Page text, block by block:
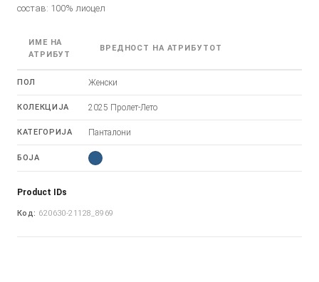
состав: 100% лиоцел
ИМЕ НА
АТРИБУТ
ВРЕДНОСТ НА АТРИБУТОТ
ПОЛ Женски
КОЛЕКЦИЈА 2025 Пролет-Лето
КАТЕГОРИЈА Панталони
БОЈА
Product IDs
Код: 620630-21128_8969